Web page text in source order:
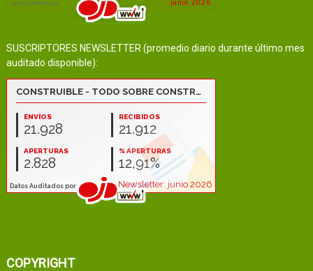
SUSCRIPTORES NEWSLETTER (promedio diario durante último mes
auditado disponible):
COPYRIGHT